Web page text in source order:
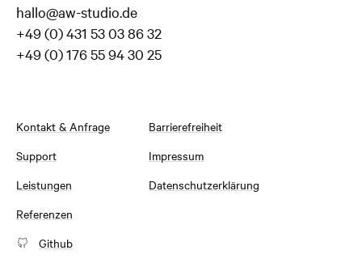
hallo@aw-studio.de
+49 (0) 431 53 03 86 32
+49 (0) 176 55 94 30 25
Kontakt & Anfrage
Support
Leistungen
Referenzen
Barrierefreiheit
Impressum
Datenschutzerklärung
Github